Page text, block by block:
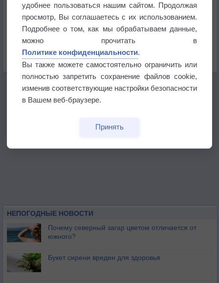
Погода в Санкт-Петербурге 6 августа
Погода в Москве 6 августа
НЕПОГОДНЫЕ НОВОСТИ
Почему северный загар цветом отличается от
южного?
Букет сирени вреден для здоровья
удобнее пользоваться нашим сайтом. Продолжая
просмотр, Вы соглашаетесь с их использованием.
Подробнее о том, как мы обрабатываем данные,
можно прочитать в
Политике конфиденциальности.
Вы также можете самостоятельно ограничить или
полностью запретить сохранение файлов cookie,
изменив соответствующие настройки безопасности
в Вашем веб-браузере.
Принять